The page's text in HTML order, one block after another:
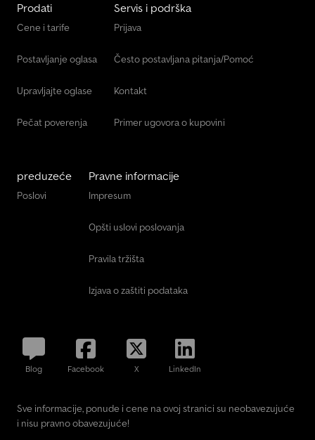
Prodati
Cene i tarife
Postavljanje oglasa
Upravljajte oglase
Pečat poverenja
Servis i podrška
Prijava
Često postavljana pitanja/Pomoć
Kontakt
Primer ugovora o kupovini
preduzeće
Poslovi
Pravne informacije
Impresum
Opšti uslovi poslovanja
Pravila tržišta
Izjava o zaštiti podataka
Blog Facebook X LinkedIn
Sve informacije, ponude i cene na ovoj stranici su neobavezujuće
i nisu pravno obavezujuće!